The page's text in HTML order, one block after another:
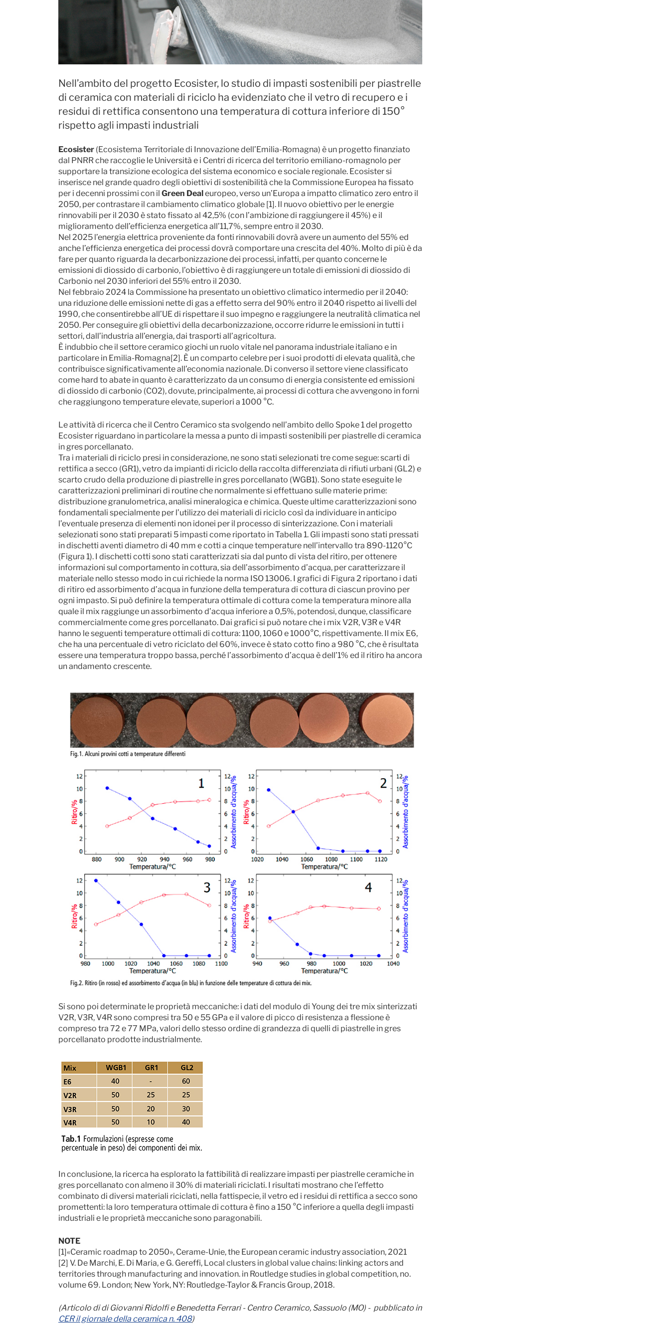
Nell’ambito del progetto Ecosister, lo studio di impasti sostenibili per piastrelle
di ceramica con materiali di riciclo ha evidenziato che il vetro di recupero e i
residui di rettifica consentono una temperatura di cottura inferiore di 150°
rispetto agli impasti industriali
Ecosister (Ecosistema Territoriale di Innovazione dell’Emilia-Romagna) è un progetto finanziato
dal PNRR che raccoglie le Università e i Centri di ricerca del territorio emiliano-romagnolo per
supportare la transizione ecologica del sistema economico e sociale regionale. Ecosister si
inserisce nel grande quadro degli obiettivi di sostenibilità che la Commissione Europea ha fissato
per i decenni prossimi con il Green Dealeuropeo, verso un’Europa a impatto climatico zero entro il
2050, per contrastare il cambiamento climatico globale [1]. Il nuovo obiettivo per le energie
rinnovabili per il 2030 è stato fissato al 42,5% (con l’ambizione di raggiungere il 45%) e il
miglioramento dell’efficienza energetica all’11,7%, sempre entro il 2030.
Nel 2025 l’energia elettrica proveniente da fonti rinnovabili dovrà avere un aumento del 55% ed
anche l’efficienza energetica dei processi dovrà comportare una crescita del 40%. Molto di più è da
fare per quanto riguarda la decarbonizzazione dei processi, infatti, per quanto concerne le
emissioni di diossido di carbonio, l’obiettivo è di raggiungere un totale di emissioni di diossido di
Carbonio nel 2030 inferiori del 55% entro il 2030.
Nel febbraio 2024 la Commissione ha presentato un obiettivo climatico intermedio per il 2040:
una riduzione delle emissioni nette di gas a effetto serra del 90% entro il 2040 rispetto ai livelli del
1990, che consentirebbe all’UE di rispettare il suo impegno e raggiungere la neutralità climatica nel
2050. Per conseguire gli obiettivi della decarbonizzazione, occorre ridurre le emissioni in tutti i
settori, dall’industria all’energia, dai trasporti all’agricoltura.
È indubbio che il settore ceramico giochi un ruolo vitale nel panorama industriale italiano e in
particolare in Emilia-Romagna[2]. È un comparto celebre per i suoi prodotti di elevata qualità, che
contribuisce significativamente all’economia nazionale. Di converso il settore viene classificato
come hard to abate in quanto è caratterizzato da un consumo di energia consistente ed emissioni
di diossido di carbonio (CO2), dovute, principalmente, ai processi di cottura che avvengono in forni
che raggiungono temperature elevate, superiori a 1000 °C.
Le attività di ricerca che il Centro Ceramico sta svolgendo nell’ambito dello Spoke 1 del progetto
Ecosister riguardano in particolare la messa a punto di impasti sostenibili per piastrelle di ceramica
in gres porcellanato.
Tra i materiali di riciclo presi in considerazione, ne sono stati selezionati tre come segue: scarti di
rettifica a secco (GR1), vetro da impianti di riciclo della raccolta differenziata di rifiuti urbani (GL2) e
scarto crudo della produzione di piastrelle in gres porcellanato (WGB1). Sono state eseguite le
caratterizzazioni preliminari di routine che normalmente si effettuano sulle materie prime:
distribuzione granulometrica, analisi mineralogica e chimica. Queste ultime caratterizzazioni sono
fondamentali specialmente per l’utilizzo dei materiali di riciclo così da individuare in anticipo
l’eventuale presenza di elementi non idonei per il processo di sinterizzazione. Con i materiali
selezionati sono stati preparati 5 impasti come riportato in Tabella 1. Gli impasti sono stati pressati
in dischetti aventi diametro di 40 mm e cotti a cinque temperature nell’intervallo tra 890-1120°C
(Figura 1). I dischetti cotti sono stati caratterizzati sia dal punto di vista del ritiro, per ottenere
informazioni sul comportamento in cottura, sia dell’assorbimento d’acqua, per caratterizzare il
materiale nello stesso modo in cui richiede la norma ISO 13006. I grafici di Figura 2 riportano i dati
di ritiro ed assorbimento d’acqua in funzione della temperatura di cottura di ciascun provino per
ogni impasto. Si può definire la temperatura ottimale di cottura come la temperatura minore alla
quale il mix raggiunge un assorbimento d’acqua inferiore a 0,5%, potendosi, dunque, classificare
commercialmente come gres porcellanato. Dai grafici si può notare che i mix V2R, V3R e V4R
hanno le seguenti temperature ottimali di cottura: 1100, 1060 e 1000°C, rispettivamente. Il mix E6,
che ha una percentuale di vetro riciclato del 60%, invece è stato cotto fino a 980 °C, che è risultata
essere una temperatura troppo bassa, perché l’assorbimento d’acqua è dell’1% ed il ritiro ha ancora
un andamento crescente.
Si sono poi determinate le proprietà meccaniche: i dati del modulo di Young dei tre mix sinterizzati
V2R, V3R, V4R sono compresi tra 50 e 55 GPa e il valore di picco di resistenza a flessione è
compreso tra 72 e 77 MPa, valori dello stesso ordine di grandezza di quelli di piastrelle in gres
porcellanato prodotte industrialmente.
In conclusione, la ricerca ha esplorato la fattibilità di realizzare impasti per piastrelle ceramiche in
gres porcellanato con almeno il 30% di materiali riciclati. I risultati mostrano che l’effetto
combinato di diversi materiali riciclati, nella fattispecie, il vetro ed i residui di rettifica a secco sono
promettenti: la loro temperatura ottimale di cottura è fino a 150 °C inferiore a quella degli impasti
industriali e le proprietà meccaniche sono paragonabili.
NOTE
[1]«Ceramic roadmap to 2050», Cerame-Unie, the European ceramic industry association, 2021
[2] V. De Marchi, E. Di Maria, e G. Gereffi, Local clusters in global value chains: linking actors and
territories through manufacturing and innovation. in Routledge studies in global competition, no.
volume 69. London; New York, NY: Routledge-Taylor & Francis Group, 2018.
(Articolo di di Giovanni Ridolfi e Benedetta Ferrari - Centro Ceramico, Sassuolo (MO) - pubblicato in
CER il giornale della ceramica n. 408)